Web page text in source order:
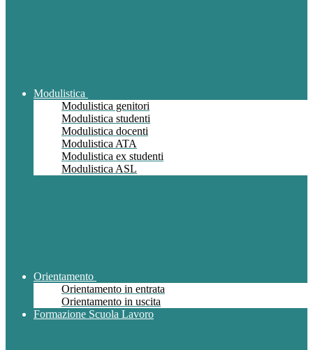
Modulistica
Modulistica genitori
Modulistica studenti
Modulistica docenti
Modulistica ATA
Modulistica ex studenti
Modulistica ASL
Orientamento
Orientamento in entrata
Orientamento in uscita
Formazione Scuola Lavoro